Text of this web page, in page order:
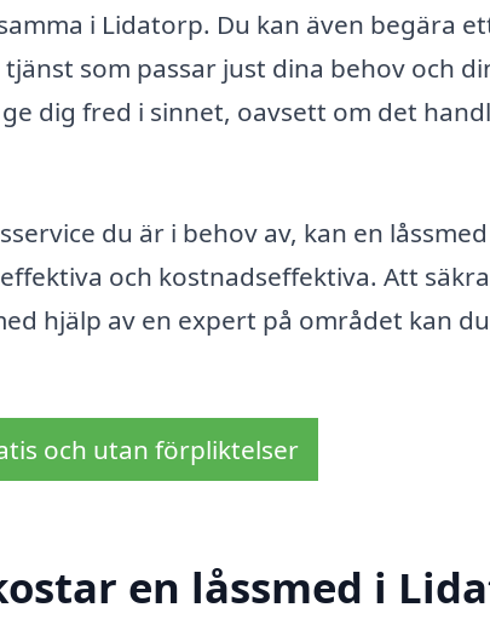
i Lidatorp. Du kan även begära
som passar just dina behov och
dig fred i sinnet, oavsett om det
du är i behov av, kan en
och kostnadseffektiva. Att
hjälp av en expert på området kan
och utan förpliktelser
en låssmed i